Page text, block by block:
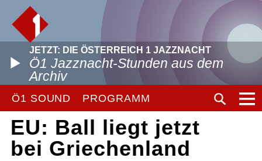
JETZT: DIE ÖSTERREICH 1 JAZZNACHT
Ö1 Jazznacht-Stunden aus dem
Archiv
Ö1 SOUND PROGRAMM
EU: Ball liegt jetzt
bei Griechenland